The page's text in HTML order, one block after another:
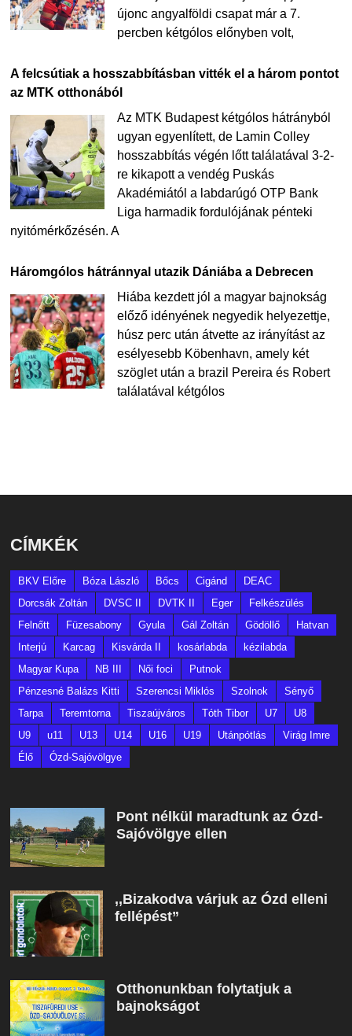
újonc angyalföldi csapat már a 7.
percben kétgólos előnyben volt,
A felcsútiak a hosszabbításban vitték el a három pontot
az MTK otthonából
Az MTK Budapest kétgólos hátrányból
ugyan egyenlített, de Lamin Colley
hosszabbítás végén lőtt találatával 3-2-
re kikapott a vendég Puskás
Akadémiától a labdarúgó OTP Bank
Liga harmadik fordulójának pénteki
nyitómérkőzésén. A
Háromgólos hátránnyal utazik Dániába a Debrecen
Hiába kezdett jól a magyar bajnokság
előző idényének negyedik helyezettje,
húsz perc után átvette az irányítást az
esélyesebb Köbenhavn, amely két
szöglet után a brazil Pereira és Robert
találatával kétgólos
CÍMKÉK
BKV Előre Bóza László Bőcs Cigánd
DEAC
Dorcsák Zoltán
DVSC II DVTK II Eger
Felkészülés
Felnőtt
Füzesabony Gyula Gál Zoltán Gödöllő
Hatvan
Interjú
Karcag Kisvárda II kosárlabda
kézilabda
Magyar Kupa
NB III Női foci
Putnok
Pénzesné Balázs Kitti
Szerencsi Miklós Szolnok
Sényő
Tarpa
Teremtorna Tiszaújváros Tóth Tibor U7
U8
U9
u11 U13 U14 U16 U19 Utánpótlás
Virág Imre
Élő
Ózd-Sajóvölgye
Pont nélkül maradtunk az Ózd-
Sajóvölgye ellen
,,Bizakodva várjuk az Ózd elleni
fellépést”
Otthonunkban folytatjuk a
bajnokságot